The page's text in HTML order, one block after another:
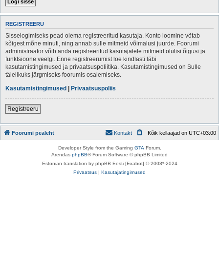
REGISTREERU
Sisselogimiseks pead olema registreeritud kasutaja. Konto loomine võtab
kõigest mõne minuti, ning annab sulle mitmeid võimalusi juurde. Foorumi
administraator võib anda registreeritud kasutajatele mitmeid olulisi õigusi ja
funktsioone veelgi. Enne registreerumist loe kindlasti läbi
kasutamistingimused ja privaatsuspoliitika. Kasutamistingimused on Sulle
täielikuks järgmiseks foorumis osalemiseks.
Kasutamistingimused | Privaatsuspoliis
Registreeru
Foorumi pealeht Kõik kellaajad on UTC+03:00
Kontakt
Developer Style from the Gaming GTA Forum.
Arendas phpBB® Forum Software © phpBB Limited
Estonian translation by phpBB Eesti [Exabot] © 2008*-2024
Privaatsus | Kasutajatingimused